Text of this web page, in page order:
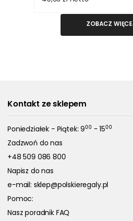
ZOBACZ
Kontakt ze sklepem
Poniedziałek - Piątek: 900 - 1500
Zadzwoń do nas
+48 509 086 800
Napisz do nas
e-mail: sklep@polskieregaly.pl
Pomoc:
Nasz poradnik FAQ